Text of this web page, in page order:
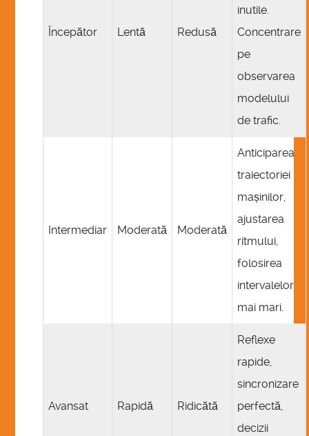
Începător Lentă Redusă
inutile.
Concentrare
pe
observarea
modelului
de trafic.
Intermediar Moderată Moderată
Anticiparea
traiectoriei
mașinilor,
ajustarea
ritmului,
folosirea
intervalelor
mai mari.
Avansat Rapidă Ridicătă
Reflexe
rapide,
sincronizare
perfectă,
decizii